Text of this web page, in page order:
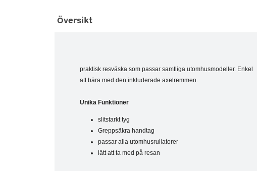
Översikt
praktisk resväska som passar samtliga utomhusmodeller. Enkel
att bära med den inkluderade axelremmen.
Unika Funktioner
slitstarkt tyg
Greppsäkra handtag
passar alla utomhusrullatorer
lätt att ta med på resan